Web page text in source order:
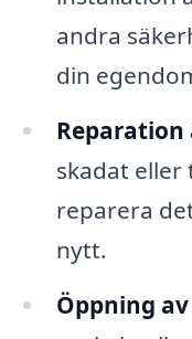
andra
din
Reparation
skadat eller
reparera
nytt.
Öppning av